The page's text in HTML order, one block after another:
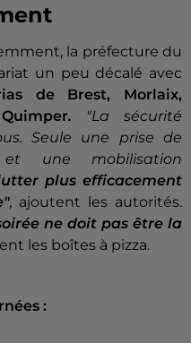
la préfecture du
un peu décalé avec
de Brest, Morlaix,
. "La sécurité
Seule une prise de
et une mobilisation
plus efficacement
, ajoutent les autorités.
ne doit pas être la
les boîtes à pizza.
: